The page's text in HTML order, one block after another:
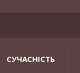
СУЧАСНІСТЬ